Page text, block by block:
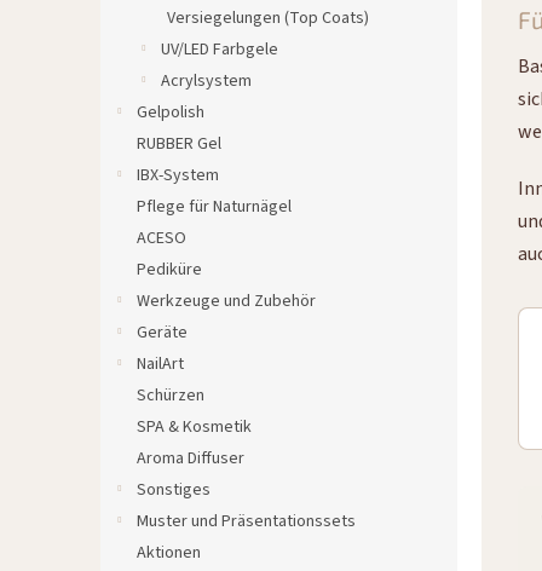
Versiegelungen (Top Coats)
UV/LED Farbgele
Acrylsystem
Gelpolish
RUBBER Gel
IBX-System
Pflege für Naturnägel
ACESO
Pediküre
Werkzeuge und Zubehör
Geräte
NailArt
Schürzen
SPA & Kosmetik
Aroma Diffuser
Sonstiges
Muster und Präsentationssets
Aktionen